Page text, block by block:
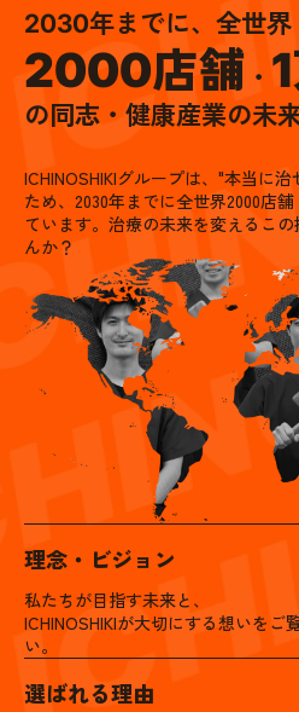
2030年までに、 全世界
2000店舗 ・ 1
の同志・健康産業の未
ICHINOSHIKIグループは、"本当に
ため、2030年までに全世界2000店
ています。治療の未来を変えるこ
んか？
理念・ビジョン
私たちが目指す未来と、
ICHINOSHIKIが大切にする想いをご
い。
選ばれる理由